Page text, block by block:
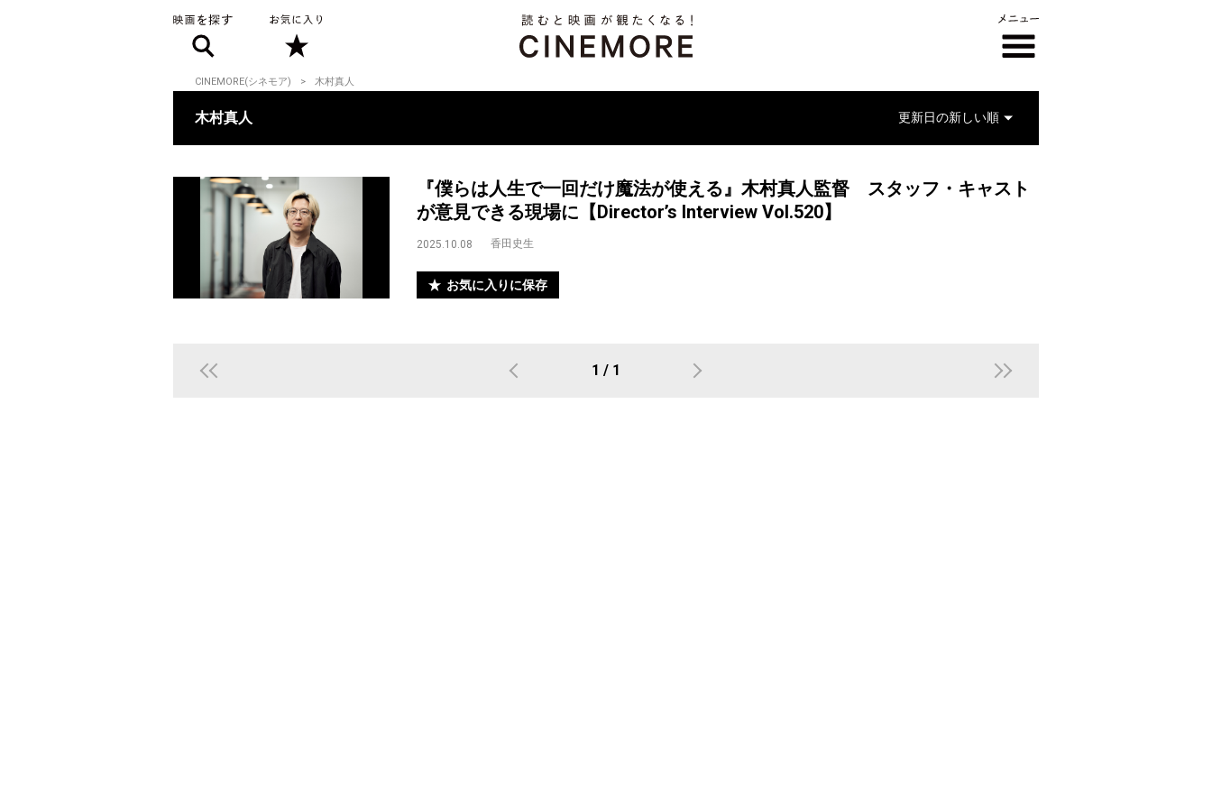
CINEMORE(シネモア) 木村真人
木村真人
『僕らは人生で一回だけ魔法が使える』木村真人監督 スタッフ・キャスト
が意見できる現場に【Director’s Interview Vol.520】
2025.10.08 香田史生
お気に入りに保存
1 / 1